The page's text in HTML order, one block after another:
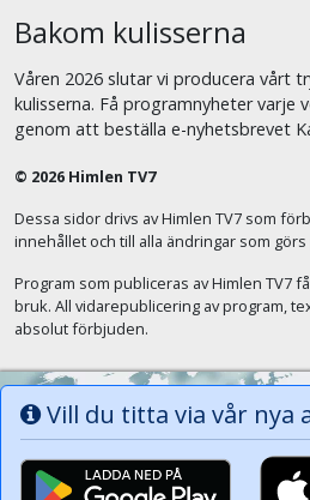
Bakom kulisserna
Våren 2026 slutar vi producera vårt
kulisserna. Få programnyheter varje
genom att beställa e-nyhetsbrevet
Vill du titta via vår nya
© 2026 Himlen TV7
Dessa sidor drivs av Himlen TV7 som
innehållet och till alla ändringar som
Program som publiceras av Himlen TV7
bruk. All vidarepublicering av program,
absolut förbjuden.
Alla tungor ska
är Herren, Gud Fadern